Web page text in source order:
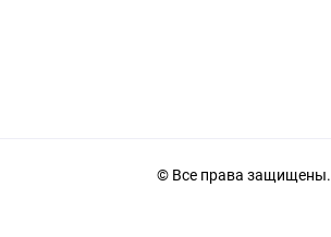
© Все права защищены.